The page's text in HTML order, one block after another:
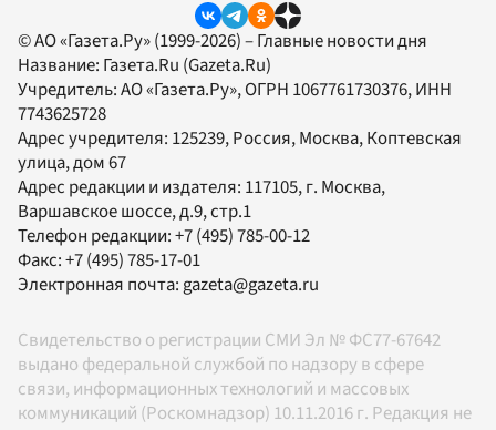
© АО «Газета.Ру» (1999-2026) – Главные новости дня
Название: Газета.Ru (Gazeta.Ru)
Учредитель:АО «Газета.Ру», ОГРН 1067761730376, ИНН
7743625728
Адрес учредителя: 125239, Россия, Москва, Коптевская
улица, дом 67
Адрес редакции и издателя: 117105, г. Москва,
Варшавское шоссе, д.9, стр.1
Телефон редакции:+7 (495) 785-00-12
Факс:+7 (495) 785-17-01
Электронная почта: gazeta@gazeta.ru
Свидетельство о регистрации СМИ Эл № ФС77-67642
выдано федеральной службой по надзору в сфере
связи, информационных технологий и массовых
коммуникаций (Роскомнадзор) 10.11.2016 г. Редакция не